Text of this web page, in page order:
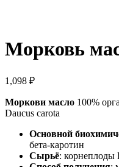
Морковь
1,098 ₽
Моркови масло 100%
Daucus carota
Основной
бета-каротин
Сырьё: корнеплоды